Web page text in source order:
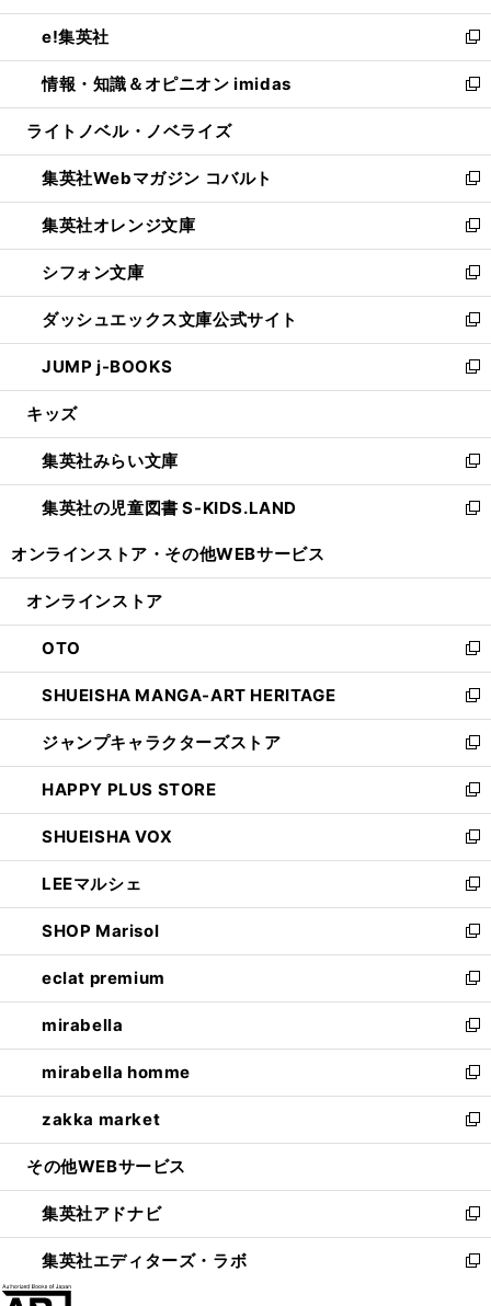
開
く
ウ
で
開
く
ン
ド
ウ
で
開
ウ
ィ
ン
ド
ウ
開
く
し
い
ウ
ィ
ン
ウ
で
開
く
e!集英社
新
し
い
ウ
ン
ド
ウ
で
開
く
情報・知識＆オピニオン imidas
新
し
ウ
ィ
ン
ド
ウ
で
開
く
ライトノベル・ノベライズ
集英社Webマガジン コバルト
新
し
い
ウ
ィ
ン
ド
ウ
で
開
集英社オレンジ文庫
新
し
い
ウ
ィ
ン
ド
ウ
開
く
シフォン文庫
新
し
い
ウ
ィ
ン
ウ
で
開
く
ダッシュエックス文庫公式サイト
新
し
い
ウ
ン
ド
ウ
で
JUMP j-BOOKS
新
し
ウ
ィ
ン
ド
開
キッズ
集英社みらい文庫
新
し
い
ン
ウ
で
開
く
集英社の児童図書 S-KIDS.LAND
新
ウ
ン
ド
ウ
で
開
く
オンラインストア・ その他WEBサービス
オンラインストア
OTO
新
し
い
ウ
ィ
ン
ド
ウ
で
開
く
SHUEISHA MANGA-ART HERITAGE
新
し
い
ウ
ィ
ン
ド
ウ
で
開
く
ジャンプキャラクターズストア
新
し
い
ウ
ィ
ン
ド
ウ
で
開
く
HAPPY PLUS STORE
新
し
い
ウ
ィ
ン
ド
ウ
で
開
く
SHUEISHA VOX
新
し
い
ウ
ィ
ン
ド
ウ
で
開
く
LEEマルシェ
新
し
い
ウ
ィ
ン
ド
ウ
で
開
く
SHOP Marisol
新
し
い
ウ
ィ
ン
ド
ウ
で
開
eclat premium
新
し
い
ウ
ィ
ン
ド
ウ
開
く
mirabella
新
し
い
ウ
ィ
ン
ウ
で
開
く
mirabella homme
新
し
い
ウ
ン
ド
ウ
で
zakka market
新
し
ウ
ィ
ン
ド
その他WEBサービス
集英社アドナビ
新
し
い
集英社エディターズ・ラボ
新